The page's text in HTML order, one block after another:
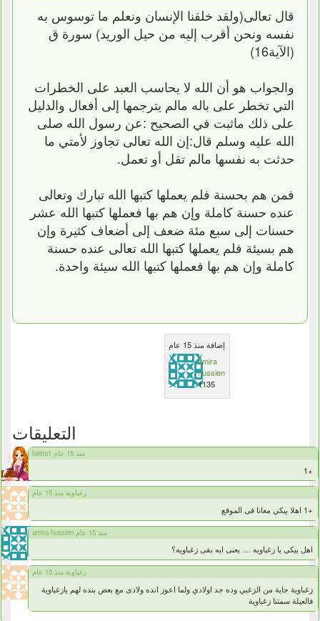
قال تعالى(ولقد خلقنا الإنسان ونعلم ما توسوس به
نفسه ونحن أقرب إليه من حبل الوريد) سورة ق
(الآية16)
والجواب هو أن الله لا يحاسب العبد على الخطرات
التي تخطر على باله مالم يترجمها إلى أفعال والدليل
على ذلك ماثبت في الصحيح :عن رسول الله صلى
الله عليه وسلم قال:إن الله تعالى تجاوز لأمتي ما
حدثت به نفسها مالم تقل أو تعمل.
فمن هم بحسنة فلم يعملها كتبها الله تبارك وتعالى
عنده حسنة كاملة وإن هم بها فعملها كتبها الله عشر
حسنات إلى سبع مئة ضعف إلى أضعاف كثيرة وإن
هم بسيئة فلم يعملها كتبها الله تعالى عنده حسنة
كاملة وإن هم بها فعملها كتبها الله سيئة واحدة.
إضافة منذ 15 عام
amira
hussien
1135
التعليقات
loleta1 منذ 15 عام
+1
زغباوية منذ 15 عام
+1 اهلا بيكي معانا فى الموقع
amira hussien منذ 15 عام
اهل بيكى يا زغباويه .... يعنى ايه بقى زغباويه؟
زغباوية منذ 15 عام
زغباوية جاية من الزغبي وده جد اولادي ولما اعوز انده ولادى مع بعض بنده لهم يازغباوية
فالعيلة سمتنا زغباوية